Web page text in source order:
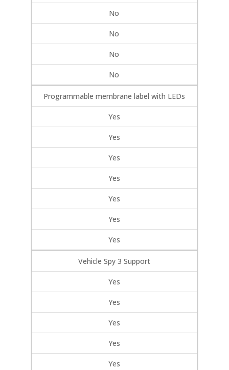
No
No
No
No
Programmable membrane label with LEDs
Yes
Yes
Yes
Yes
Yes
Yes
Yes
Vehicle Spy 3 Support
Yes
Yes
Yes
Yes
Yes